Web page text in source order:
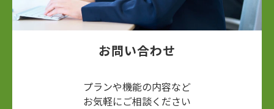
お問い合わせ
プランや機能の内容など
お気軽にご相談ください